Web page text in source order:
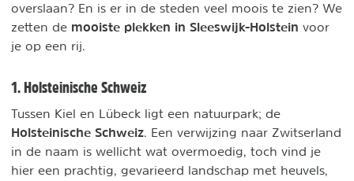
overslaan? En is er in de steden veel moois te zien? We
zetten de mooiste plekken in Sleeswijk-Holstein voor
je op een rij.
1. Holsteinische Schweiz
Tussen Kiel en Lübeck ligt een natuurpark; de
Holsteinische Schweiz . Een verwijzing naar Zwitserland
in de naam is wellicht wat overmoedig, toch vind je
hier een prachtig, gevarieerd landschap met heuvels,